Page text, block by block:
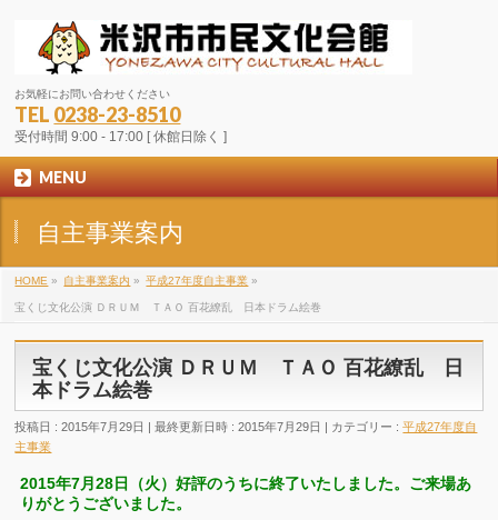
お気軽にお問い合わせください
TEL 0238-23-8510
受付時間 9:00 - 17:00 [ 休館日除く ]
MENU
自主事業案内
HOME » 自主事業案内 » 平成27年度自主事業 »
宝くじ文化公演 ＤＲＵＭ ＴＡＯ 百花繚乱 日本ドラム絵巻
宝くじ文化公演 ＤＲＵＭ ＴＡＯ 百花繚乱 日
本ドラム絵巻
投稿日 : 2015年7月29日 最終更新日時 : 2015年7月29日 カテゴリー :平成27年度自
主事業
2015年7月28日（火）好評のうちに終了いたしました。ご来場あ
りがとうございました。